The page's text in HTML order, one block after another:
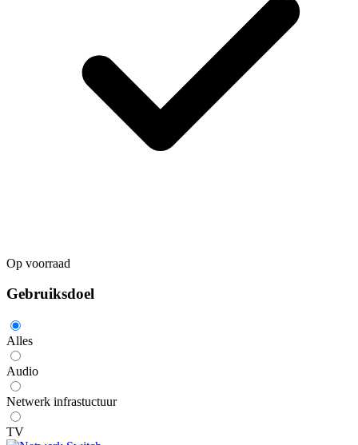
Op voorraad
Gebruiksdoel
Alles
Audio
Netwerk infrastuctuur
TV